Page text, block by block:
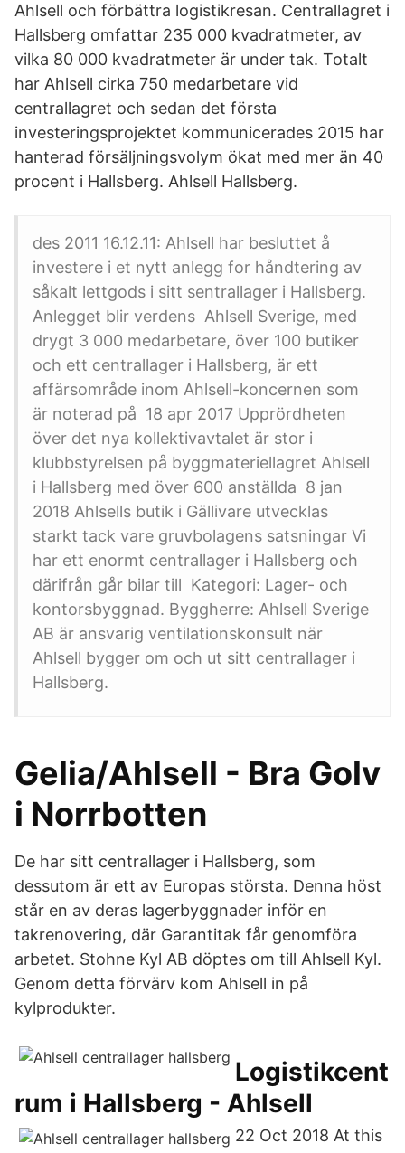
Ahlsell och förbättra logistikresan. Centrallagret i
Hallsberg omfattar 235 000 kvadratmeter, av
vilka 80 000 kvadratmeter är under tak. Totalt
har Ahlsell cirka 750 medarbetare vid
centrallagret och sedan det första
investeringsprojektet kommunicerades 2015 har
hanterad försäljningsvolym ökat med mer än 40
procent i Hallsberg. Ahlsell Hallsberg.
des 2011 16.12.11: Ahlsell har besluttet å
investere i et nytt anlegg for håndtering av
såkalt lettgods i sitt sentrallager i Hallsberg.
Anlegget blir verdens Ahlsell Sverige, med
drygt 3 000 medarbetare, över 100 butiker
och ett centrallager i Hallsberg, är ett
affärsområde inom Ahlsell-koncernen som
är noterad på 18 apr 2017 Upprördheten
över det nya kollektivavtalet är stor i
klubbstyrelsen på byggmateriellagret Ahlsell
i Hallsberg med över 600 anställda 8 jan
2018 Ahlsells butik i Gällivare utvecklas
starkt tack vare gruvbolagens satsningar Vi
har ett enormt centrallager i Hallsberg och
därifrån går bilar till Kategori: Lager- och
kontorsbyggnad. Byggherre: Ahlsell Sverige
AB är ansvarig ventilationskonsult när
Ahlsell bygger om och ut sitt centrallager i
Hallsberg.
Gelia/Ahlsell - Bra Golv
i Norrbotten
De har sitt centrallager i Hallsberg, som
dessutom är ett av Europas största. Denna höst
står en av deras lagerbyggnader inför en
takrenovering, där Garantitak får genomföra
arbetet. Stohne Kyl AB döptes om till Ahlsell Kyl.
Genom detta förvärv kom Ahlsell in på
kylprodukter.
Logistikcent
rum i Hallsberg - Ahlsell
22 Oct 2018 At this